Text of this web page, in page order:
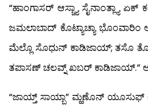
“ಹಾಂಗಾಸರ್ ಆಸ್ಚ್ಯಾ ಸೈನಾಂತ್ಲ್ಯಾ
ಜಮಲಾಬಾದ್ ಕೊಟ್ಯಾಚ್ಯಾ
ಮೆಲ್ಲೊ ಸೊಧುನ್ ಕಾಡಿಜಾಯ್; ತಸೊ ತೊ
ತಪಾಸಣ್ ಚಲವ್ನ್ ಖಬರ್ ಕಾಡಿಜಾಯ್.”
“ಜಾಯ್ತ್ ಸಾಯ್ಬಾ” ಮ್ಹಣೊನ್ ಯೂಸುಫ್